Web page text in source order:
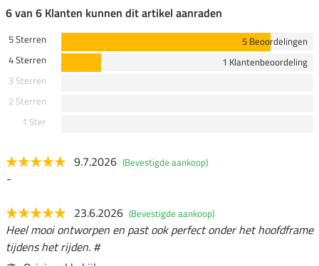
6 van 6 Klanten kunnen dit artikel aanraden
5 Sterren
5 Beoordelingen
4 Sterren
1 Klantenbeoordeling
3 Sterren
2 Sterren
1 Ster
9.7.2026 (Bevestigde aankoop)
-
23.6.2026 (Bevestigde aankoop)
Heel mooi ontworpen en past ook perfect onder het hoofdframe
tijdens het rijden. #